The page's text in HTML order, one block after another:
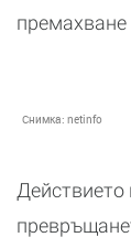
Снимка: netinfo
Действието